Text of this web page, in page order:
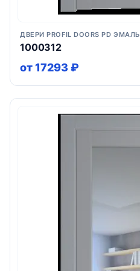
ДВЕРИ PROFIL DOORS PD ЭМАЛЬ
1000312
от 17293 ₽